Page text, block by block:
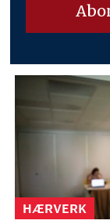
HÆRVERK